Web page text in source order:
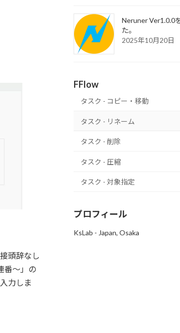
頭辞なし
番～」の
力しま
Neruner Ver1.0.0
た。
2025年10月20日
FFlow
タスク - コピー・移動
タスク - リネーム
タスク - 削除
タスク - 圧縮
タスク - 対象指定
プロフィール
KsLab - Japan, Osaka